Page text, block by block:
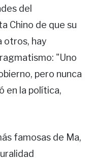
del
Chino de que su
otros, hay
"Uno
pero nunca
en la política,
famosas de Ma,